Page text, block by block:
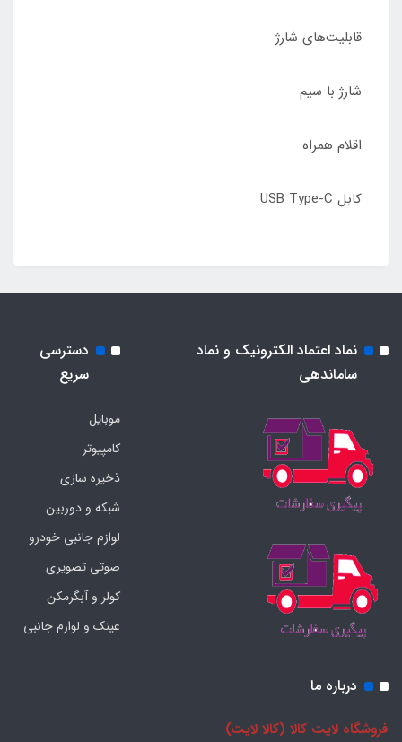
قابلیت‌های شارژ
شارژ با سیم
اقلام همراه
کابل USB Type-C
نماد اعتماد الکترونیک و نماد
ساماندهی
دسترسی
سریع
موبایل
کامپیوتر
ذخیره سازی
شبکه و دوربین
لوازم جانبی خودرو
صوتی تصویری
کولر و آبگرمکن
عینک و لوازم جانبی
درباره ما
فروشگاه لایت کالا (کالا لایت)